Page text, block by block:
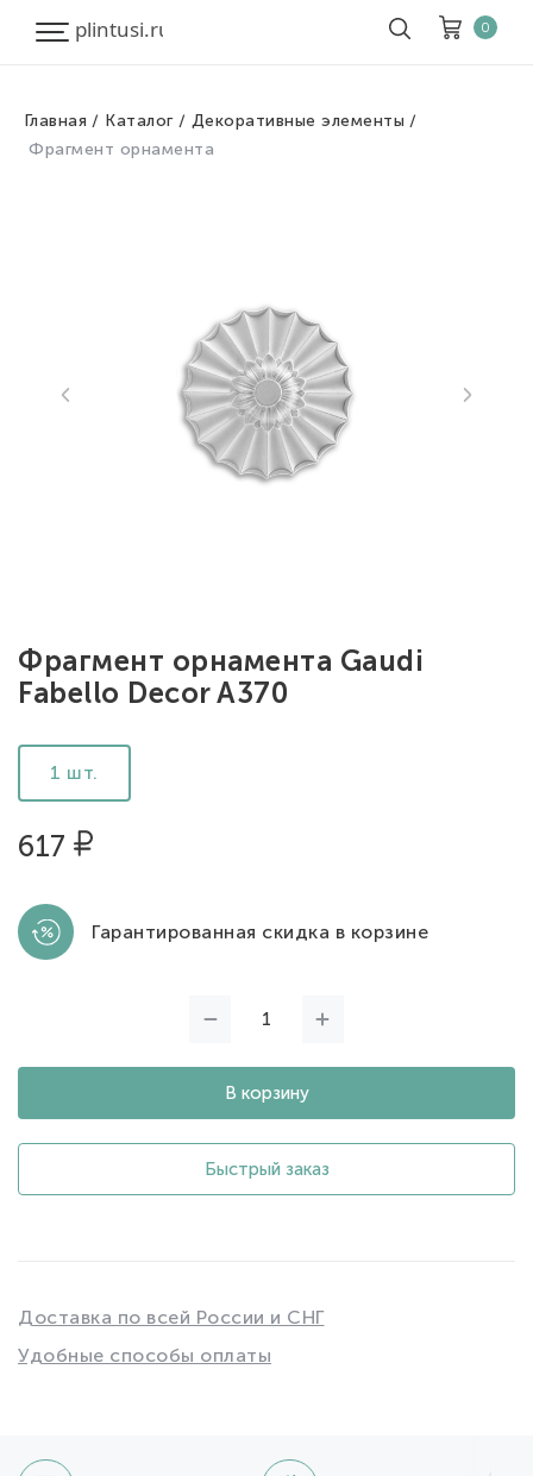
0
Главная Каталог
Декоративные элементы
Фрагмент орнамента
Фрагмент орнамента Gaudi
Fabello Decor A370
1 шт.
617
Гарантированная скидка в корзине
В корзину
Быстрый заказ
Доставка по всей России и СНГ
Удобные способы оплаты